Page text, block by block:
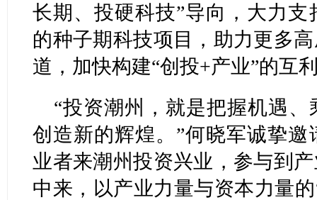
长期、投硬科技”导向，大力
的种子期科技项目，助力更多
道，加快构建“创投+产业”的互
“投资潮州，就是把握机遇
创造新的辉煌。”何晓军诚挚
业者来潮州投资兴业，参与到
中来，以产业力量与资本力量